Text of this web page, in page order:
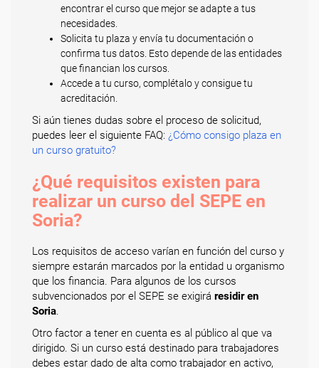
encontrar el curso que mejor se adapte a tus
necesidades.
Solicita tu plaza y envía tu documentación o
confirma tus datos. Esto depende de las entidades
que financian los cursos.
Accede a tu curso, complétalo y consigue tu
acreditación.
Si aún tienes dudas sobre el proceso de solicitud,
puedes leer el siguiente FAQ: ¿Cómo consigo plaza en
un curso gratuito?
¿Qué requisitos existen para
realizar un curso del SEPE en
Soria?
Los requisitos de acceso varían en función del curso y
siempre estarán marcados por la entidad u organismo
que los financia. Para algunos de los cursos
subvencionados por el SEPE se exigirá residir en
Soria.
Otro factor a tener en cuenta es al público al que va
dirigido. Si un curso está destinado para trabajadores
debes estar dado de alta como trabajador en activo,